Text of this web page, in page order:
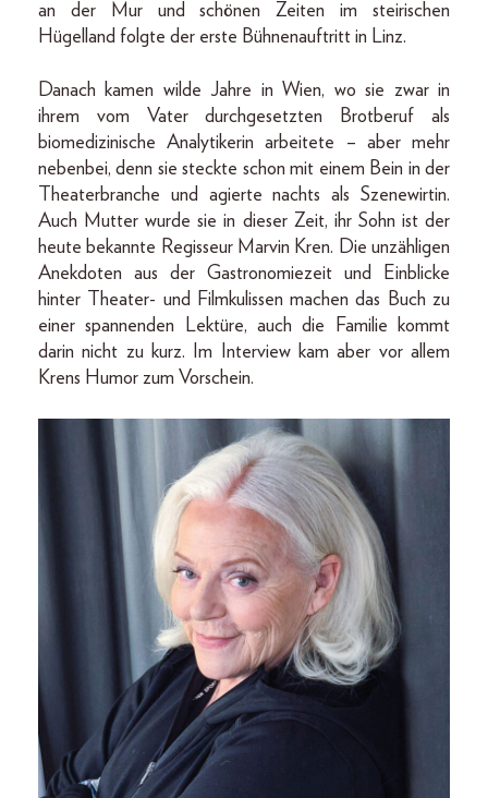
an der Mur und schönen Zeiten im steirischen
Hügelland folgte der erste Bühnenauftritt in Linz.
Danach kamen wilde Jahre in Wien, wo sie zwar in
ihrem vom Vater durchgesetzten Brotberuf als
biomedizinische Analytikerin arbeitete – aber mehr
nebenbei, denn sie steckte schon mit einem Bein in der
Theaterbranche und agierte nachts als Szenewirtin.
Auch Mutter wurde sie in dieser Zeit, ihr Sohn ist der
heute bekannte Regisseur Marvin Kren. Die unzähligen
Anekdoten aus der Gastronomiezeit und Einblicke
hinter Theater- und Filmkulissen machen das Buch zu
einer spannenden Lektüre, auch die Familie kommt
da­rin nicht zu kurz. Im Interview kam aber vor allem
Krens Humor zum Vorschein.